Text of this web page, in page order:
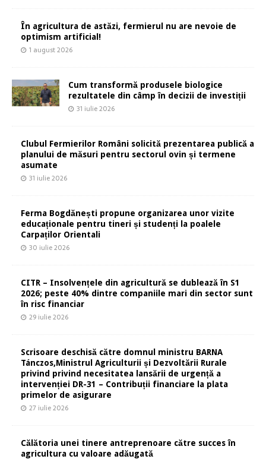
În agricultura de astăzi, fermierul nu are nevoie de
optimism artificial!
1 august 2026
Cum transformă produsele biologice
rezultatele din câmp în decizii de investiții
31 iulie 2026
Clubul Fermierilor Români solicită prezentarea publică a
planului de măsuri pentru sectorul ovin și termene
asumate
31 iulie 2026
Ferma Bogdănești propune organizarea unor vizite
educaționale pentru tineri și studenți la poalele
Carpaților Orientali
30 iulie 2026
CITR – Insolvențele din agricultură se dublează în S1
2026; peste 40% dintre companiile mari din sector sunt
în risc financiar
29 iulie 2026
Scrisoare deschisă către domnul ministru BARNA
Tánczos,Ministrul Agriculturii și Dezvoltării Rurale
privind privind necesitatea lansării de urgență a
intervenției DR-31 – Contribuții financiare la plata
primelor de asigurare
27 iulie 2026
Călătoria unei tinere antreprenoare către succes în
agricultura cu valoare adăugată